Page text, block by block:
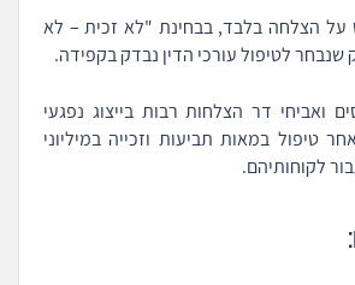
הצלחה בלבד, בבחינת "לא זכית – לא
לטיפול עורכי הדין נבדק בקפידה.
ואביחי דר הצלחות רבות בייצוג נפגעי
טיפול במאות תביעות וזכייה במיליוני
לקוחותיהם.